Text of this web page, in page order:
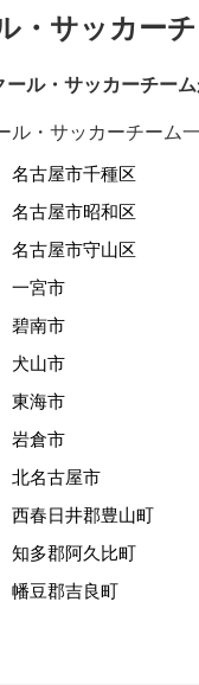
・サッカー
ール・サッカーチー
ル・サッカーチーム
名古屋市千種区
名古屋市昭和区
名古屋市守山区
一宮市
碧南市
犬山市
東海市
岩倉市
北名古屋市
西春日井郡豊山町
知多郡阿久比町
幡豆郡吉良町